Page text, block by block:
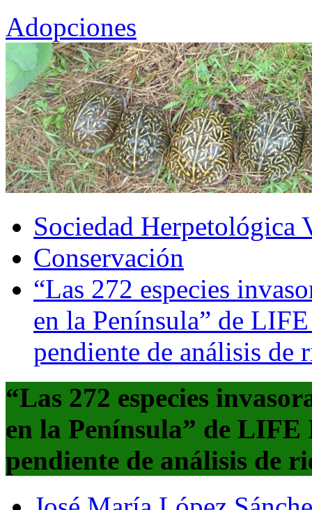
Adopciones
Sociedad Herpetológica
Conservación
“Las 272 especies
en la Península” de
pendiente de análisis de
“Las 272 especies
en la Península” de
pendiente de análisis de